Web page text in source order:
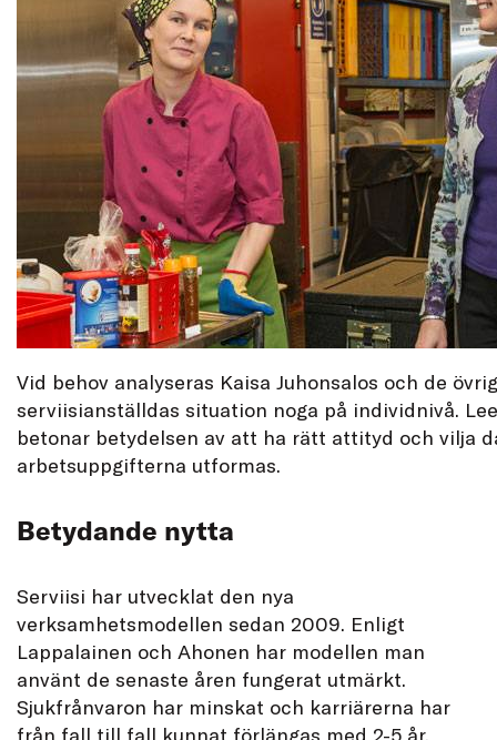
Vid behov analyseras Kaisa Juhonsalos och de
serviisianställdas situation noga på individnivå.
betonar betydelsen av att ha rätt attityd och vilja
arbetsuppgifterna utformas.
Betydande nytta
Serviisi har utvecklat den nya
verksamhetsmodellen sedan 2009. Enligt
Lappalainen och Ahonen har modellen man
använt de senaste åren fungerat utmärkt.
Sjukfrånvaron har minskat och karriärerna har
från fall till fall kunnat förlängas med 2-5 år.